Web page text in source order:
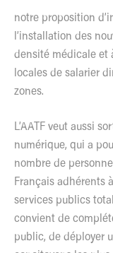
notre proposition
l’installation des
densité médicale et
locales de salarier
zones.
L’AATF veut aussi
numérique, qui a
nombre de
Français adhérents
services publics
convient de
public, de déployer